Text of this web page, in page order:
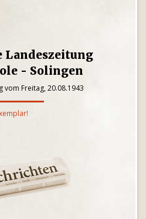
Landeszeitung
- Solingen
vom Freitag, 20.08.1943